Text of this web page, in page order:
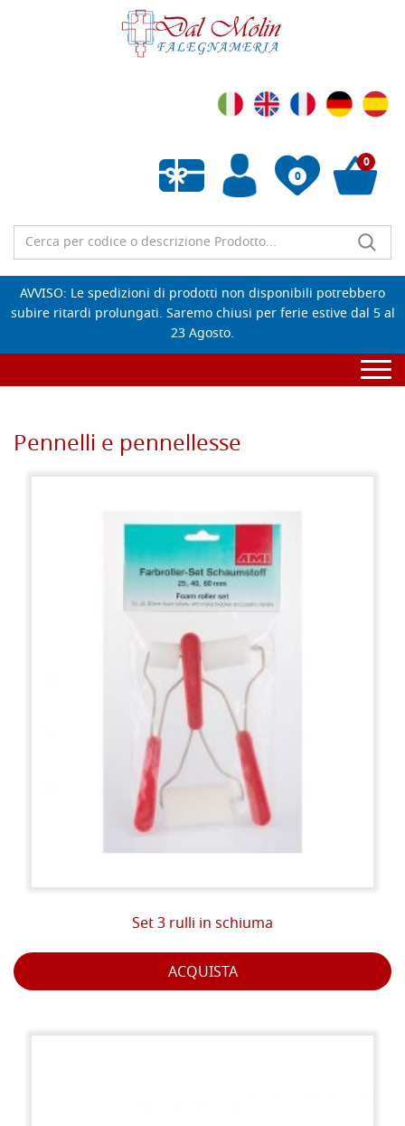
0
Wishlist vuota
0
AVVISO: Le spedizioni di prodotti non disponibili potrebbero
subire ritardi prolungati. Saremo chiusi per ferie estive dal 5 al
23 Agosto.
Pennelli e pennellesse
Set 3 rulli in schiuma
ACQUISTA